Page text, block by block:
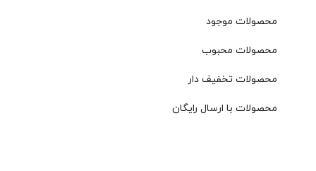
محصولات موجود
محصولات محبوب
محصولات تخفیف دار
محصولات با ارسال رایگان